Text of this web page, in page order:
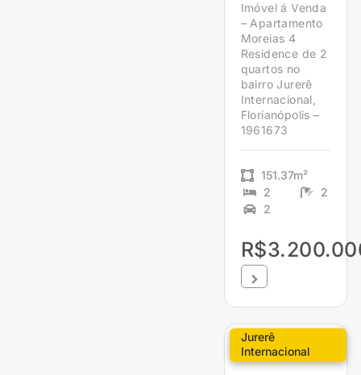
Imóvel á Venda
– Apartamento
Moreias 4
Residence de 2
quartos no
bairro Jurerê
Internacional,
Florianópolis –
1961673
151.37m²
2
2
2
Jurerê
Internacional